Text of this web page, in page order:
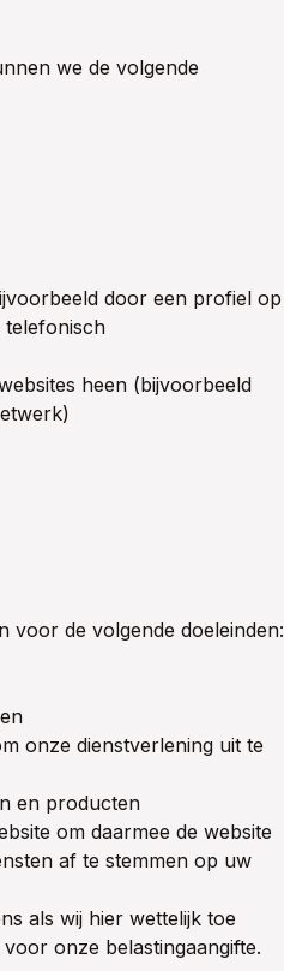
we de volgende
door een profiel op
telefonisch
heen (bijvoorbeeld
voor de volgende doeleinden:
onze dienstverlening uit te
en producten
om daarmee de website
af te stemmen op uw
als wij hier wettelijk toe
onze belastingaangifte.